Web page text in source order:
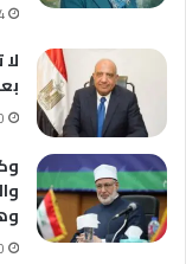
24
10
10